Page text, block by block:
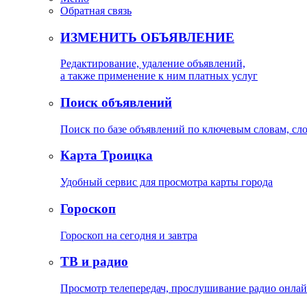
Обратная связь
ИЗМЕНИТЬ ОБЪЯВЛЕНИЕ
Редактирование, удаление объявлений,
а также применение к ним платных услуг
Поиск объявлений
Поиск по базе объявлений по ключевым словам,
Карта Троицка
Удобный сервис для просмотра карты города
Гороскоп
Гороскоп на сегодня и завтра
ТВ и радио
Просмотр телепередач, прослушивание радио